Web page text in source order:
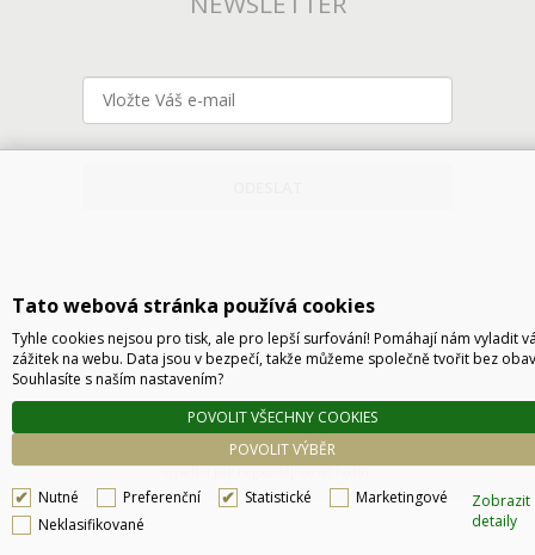
Technické řešení © 2026 CyberSoft s.r.o.
Podle zákona o evidenci tržeb je prodávající povinen vystavit kupujícímu účtenku. Zároveň
je povinen zaevidovat přijatou tržbu u správce daně online, v případě technického
Tato webová stránka používá cookies
Tyhle cookies nejsou pro tisk, ale pro lepší surfování! Pomáhají nám vyladit
zážitek na webu. Data jsou v bezpečí, takže můžeme společně tvořit bez
Souhlasíte s naším nastavením?
POVOLIT VÝBĚR
POVOLIT VŠECHNY COOKIES
Nutné Preferenční Statistické
Marketingové
Neklasifikované
Zobrazit
detaily